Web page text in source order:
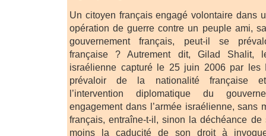
Un citoyen français engagé volontaire dans
opération de guerre contre un peuple ami,
gouvernement français, peut-il se
française ? Autrement dit, Gilad Shalit,
israélienne capturé le 25 juin 2006 par les
prévaloir de la nationalité française
l’intervention diplomatique du
engagement dans l’armée israélienne, sans
français, entraîne-t-il, sinon la déchéance
moins la caducité de son droit à